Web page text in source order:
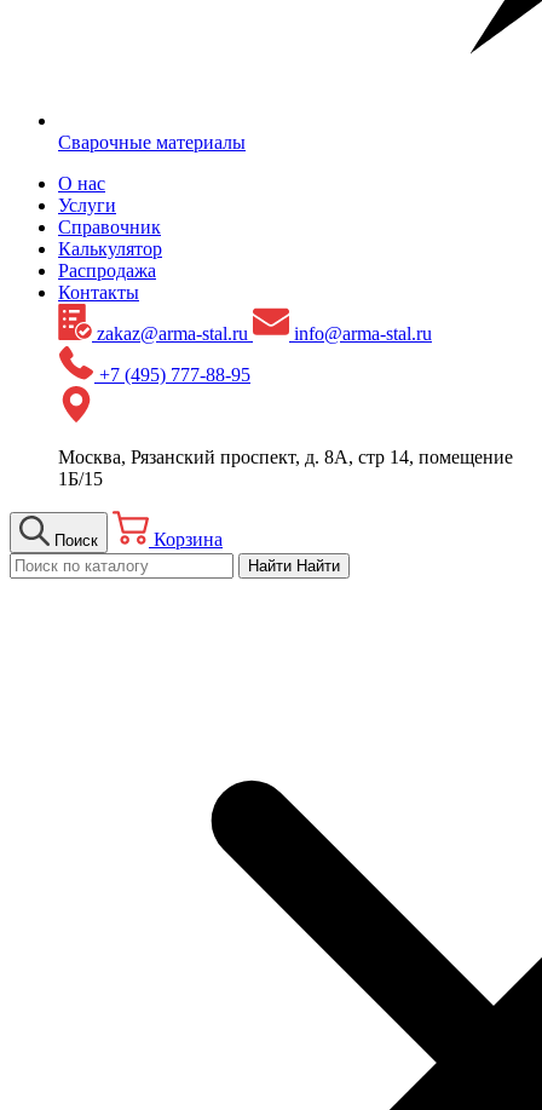
Сварочные материалы
О нас
Услуги
Справочник
Калькулятор
Распродажа
Контакты
zakaz@arma-stal.ru
info@arma-stal.ru
+7 (495) 777-88-95
Москва, Рязанский проспект, д. 8А, стр 14, помещение
1Б/15
Поиск Корзина
Найти Найти